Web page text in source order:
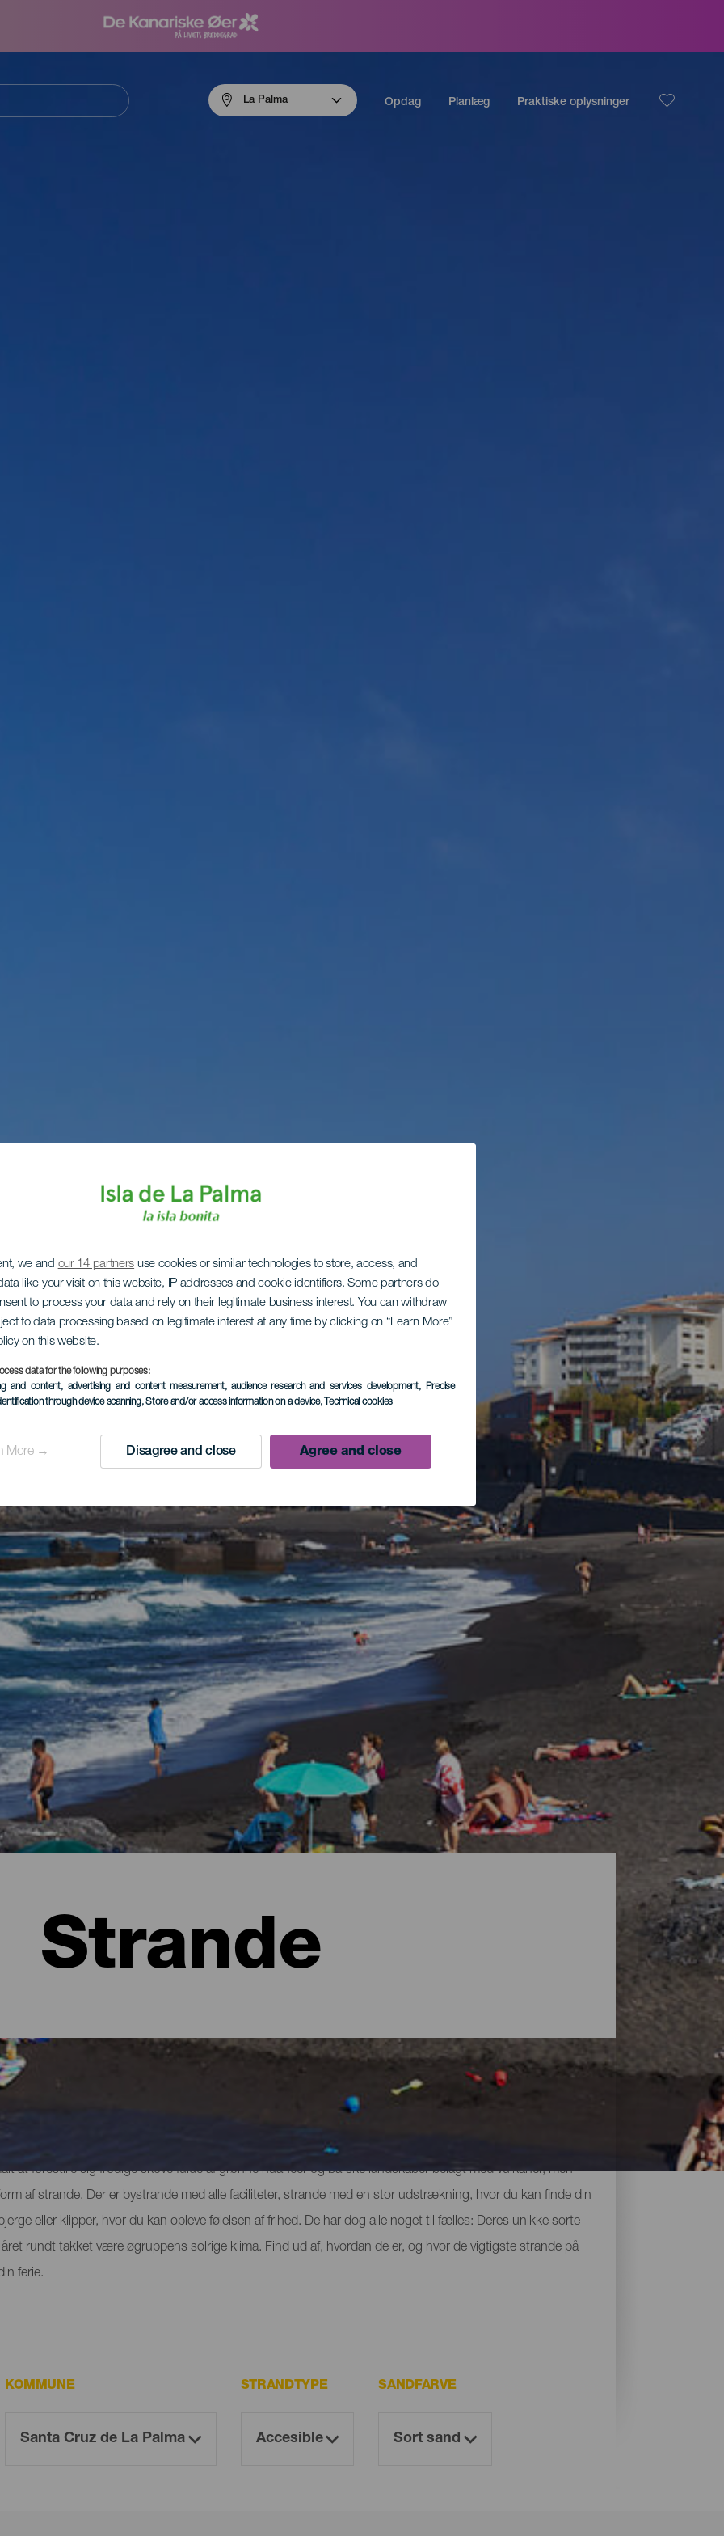
we and our 14 partners use cookies or similar technologies to store, access, and
like your visit on this website, IP addresses and cookie identifiers. Some partners do
to process your data and rely on their legitimate business interest. You can withdraw
to data processing based on legitimate interest at any time by clicking on “Learn More”
on this website.
data for the following purposes:
and content, advertising and content measurement, audience research and services development, Precise
through device scanning, Store and/or access information on a device, Technical cookies
More → Disagree and close Agree and close
La Palma Opdag Planlæg Praktiske oplysninger
Strande
at forestille sig frodige skove fulde af grønne nuancer og barske landskaber belagt med vulkaner, men
af strande. Der er bystrande med alle faciliteter, strande med en stor udstrækning, hvor du kan finde din
eller klipper, hvor du kan opleve følelsen af frihed. De har dog alle noget til fælles: Deres unikke sorte
rundt takket være øgruppens solrige klima. Find ud af, hvordan de er, og hvor de vigtigste strande på
ferie.
KOMMUNE STRANDTYPE SANDFARVE